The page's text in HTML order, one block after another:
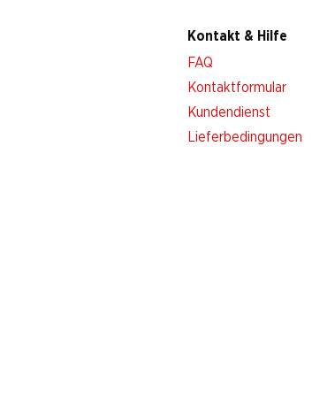
Kontakt & Hilfe
FAQ
Kontaktformular
Kundendienst
Lieferbedingungen